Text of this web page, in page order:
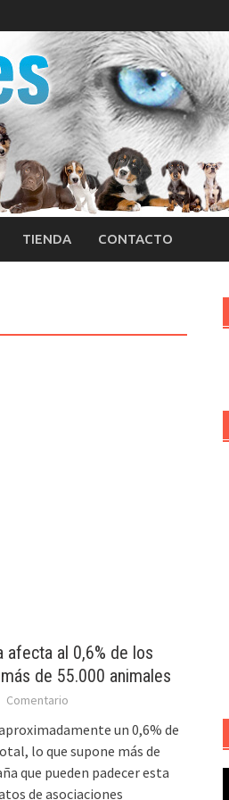
TIENDA CONTACTO
afecta al 0,6% de los
de 55.000 animales
Comentario
un 0,6% de
lo que supone más de
que pueden padecer esta
de asociaciones